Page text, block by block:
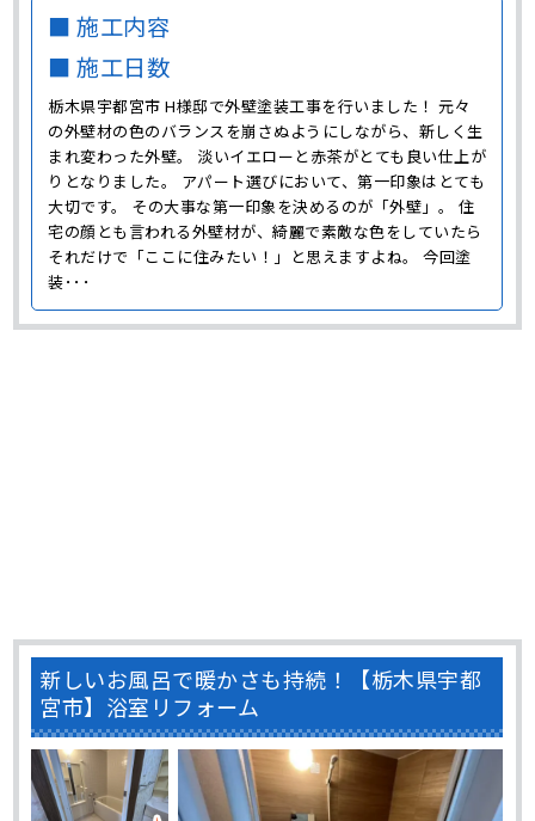
■ 施工内容
■ 施工日数
栃木県宇都宮市 H様邸で外壁塗装工事を行いました！ 元々
の外壁材の色のバランスを崩さぬようにしながら、新しく生
まれ変わった外壁。 淡いイエローと赤茶がとても良い仕上が
りとなりました。 アパート選びにおいて、第一印象はとても
大切です。 その大事な第一印象を決めるのが「外壁」。 住
宅の顔とも言われる外壁材が、綺麗で素敵な色をしていたら
それだけで「ここに住みたい！」と思えますよね。 今回塗
装･･･
新しいお風呂で暖かさも持続！【栃木県宇都
宮市】浴室リフォーム